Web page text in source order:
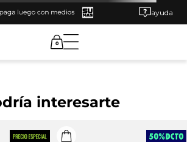
ayuda
0
interesarte